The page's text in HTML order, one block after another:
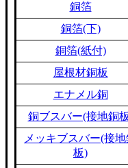
銅箔
銅箔(下)
銅箔(紙付)
屋根材銅板
エナメル銅
銅ブスバー(接地銅
メッキブスバー(接地
板)